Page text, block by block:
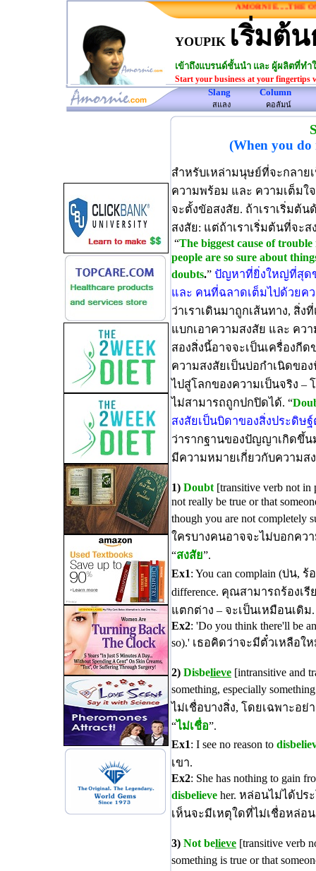
AMORNIE.....THE ONE
YOUPIK เริ่มต้
เข้าถึงแบรนด์ชั้นนำ และ ผู้ผลิตที่ท
Start your business at your fingertips
www.amornie.com> Slang Column
สแลง คอลัมน์
(When you do
สำหรับเหล่ามนุษย์ที่จะกลาย
ความพร้อม และ ความเต็มใ
จะตั้งขัอสงสัย. ถ้าเราเริ่มต้
สงสัย: แต่ถ้าเราเริ่มต้นที่จะ
“The biggest cause of
people are so sure about
doubts.” ปัญหาที่ยิ่งใหญ่ที่สุด
และ คนที่ฉลาดเต็มไปด้วยค
ว่าเราเดินมาถูกเส้นทาง, สิ่ง
แบกเอาความสงสัย และ คว
สองสิ่งนี้อาจจะเป็นเครื่องกีด
ความสงสัยเป็นบ่อกำเนิดขอ
ไปสู่โลกของความเป็นจริง –
ไม่สามารถถูกปกปิดได้. “
สงสัยเป็นบิดาของสิ่งประดิษฐ์
ว่ารากฐานของปัญญาเกิดขึ้
มีความหมายเกี่ยวกับความส
1) Doubt[transitive verb not in
not really be true or that
though you are not
ใครบางคนอาจจะไม่บอกค
“สงสัย”.
Ex1: You can complain (บ่น,
difference. คุณสามารถร้องเ
แตกต่าง – จะเป็นเหมือนเดิม.
Ex2: 'Do you think there'll be
so).' เธอคิดว่าจะมีตั๋วเหลือ
2) Disbelieve [intransitive and
something, especially
ไม่เชื่อบางสิ่ง, โดยเฉพาะอ
“ไม่เชื่อ”.
Ex1: I see no reason to
เขา.
Ex2: She has nothing to gain
disbelieve her. หล่อนไม่ได้ปร
เห็นจะมีเหตุใดที่ไม่เชื่อหล่อ
3) Not believe [transitive verb
something is true or that